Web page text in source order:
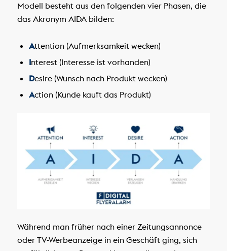
Modell besteht aus den folgenden vier Phasen, die
das Akronym AIDA bilden:
Attention (Aufmerksamkeit wecken)
Interest (Interesse ist vorhanden)
Desire (Wunsch nach Produkt wecken)
Action (Kunde kauft das Produkt)
Während man früher nach einer Zeitungsannonce
oder TV-Werbeanzeige in ein Geschäft ging, sich